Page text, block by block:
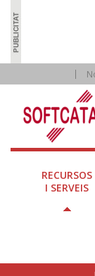
RECURSOS
I SERVEIS